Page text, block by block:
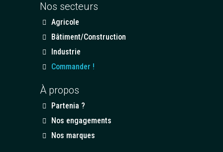
Nos secteurs
Agricole
Bâtiment/Construction
Industrie
Commander !
À propos
Partenia ?
Nos engagements
Nos marques